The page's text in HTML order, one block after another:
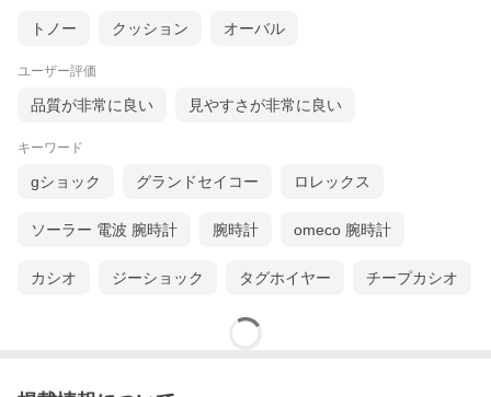
トノー クッション オーバル
ユーザー評価
品質が非常に良い 見やすさが非常に良い
キーワード
gショック グランドセイコー ロレックス
ソーラー 電波 腕時計 腕時計 omeco 腕時計
カシオ ジーショック タグホイヤー チープカシオ